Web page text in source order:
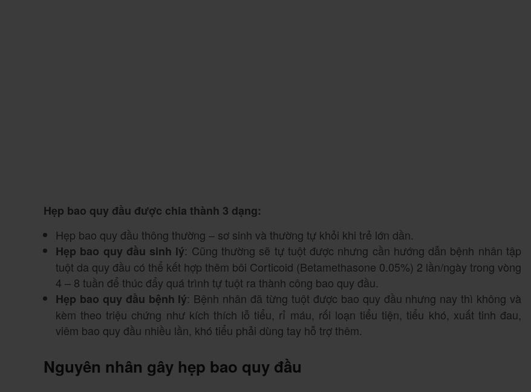
Hẹp bao quy đầu được chia thành 3 dạng:
Hẹp bao quy đầu thông thường – sơ sinh và thường tự khỏi khi trẻ lớn dần.
Hẹp bao quy đầu sinh lý: Cũng thường sẽ tự tuột được nhưng cần hướng dẫn bệnh nhân tập
tuột da quy đầu có thể kết hợp thêm bôi Corticoid (Betamethasone 0.05%) 2 lần/ngày trong vòng
4 – 8 tuần để thúc đẩy quá trình tự tuột ra thành công bao quy đầu.
Hẹp bao quy đầu bệnh lý: Bệnh nhân đã từng tuột được bao quy đầu nhưng nay thì không và
kèm theo triệu chứng như kích thích lỗ tiểu, rỉ máu, rối loạn tiểu tiện, tiểu khó, xuất tinh đau,
viêm bao quy đầu nhiều lần, khó tiểu phải dùng tay hỗ trợ thêm.
Nguyên nhân gây hẹp bao quy đầu